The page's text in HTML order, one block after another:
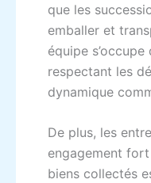
que les
emballer et
équipe
respectant les
dynamique
De plus, les
engagement
biens collectés